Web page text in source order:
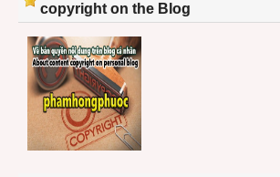
copyright on the Blog